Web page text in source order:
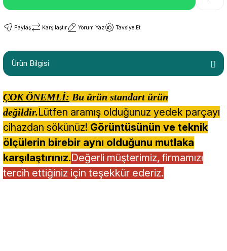
Paylaş Karşılaştır Yorum Yaz Tavsiye Et
Ürün Bilgisi
ÇOK ÖNEMLİ: Bu ürün standart ürün
değildir.Lütfen aramış olduğunuz yedek parçayı
cihazdan sökünüz! Görüntüsünün ve teknik
ölçülerin birebir aynı olduğunu mutlaka
karşılaştırınız.Değerli müşterimiz, firmamızı
tercih ettiğiniz için teşekkür ederiz.